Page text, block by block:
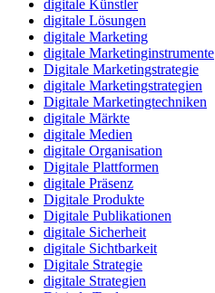
digitale Künstler
digitale Lösungen
digitale Marketing
digitale Marketinginstrumente
Digitale Marketingstrategie
digitale Marketingstrategien
Digitale Marketingtechniken
digitale Märkte
digitale Medien
digitale Organisation
Digitale Plattformen
digitale Präsenz
Digitale Produkte
Digitale Publikationen
digitale Sicherheit
digitale Sichtbarkeit
Digitale Strategie
digitale Strategien